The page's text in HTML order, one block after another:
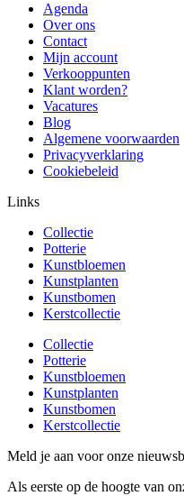
Agenda
Over ons
Contact
Mijn account
Verkooppunten
Klant worden?
Vacatures
Blog
Algemene voorwaarden
Privacyverklaring
Cookiebeleid
Links
Collectie
Potterie
Kunstbloemen
Kunstplanten
Kunstbomen
Kerstcollectie
Collectie
Potterie
Kunstbloemen
Kunstplanten
Kunstbomen
Kerstcollectie
Meld je aan voor onze
Als eerste op de hoogte van